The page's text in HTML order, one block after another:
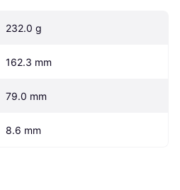
232.0 g
162.3 mm
79.0 mm
8.6 mm